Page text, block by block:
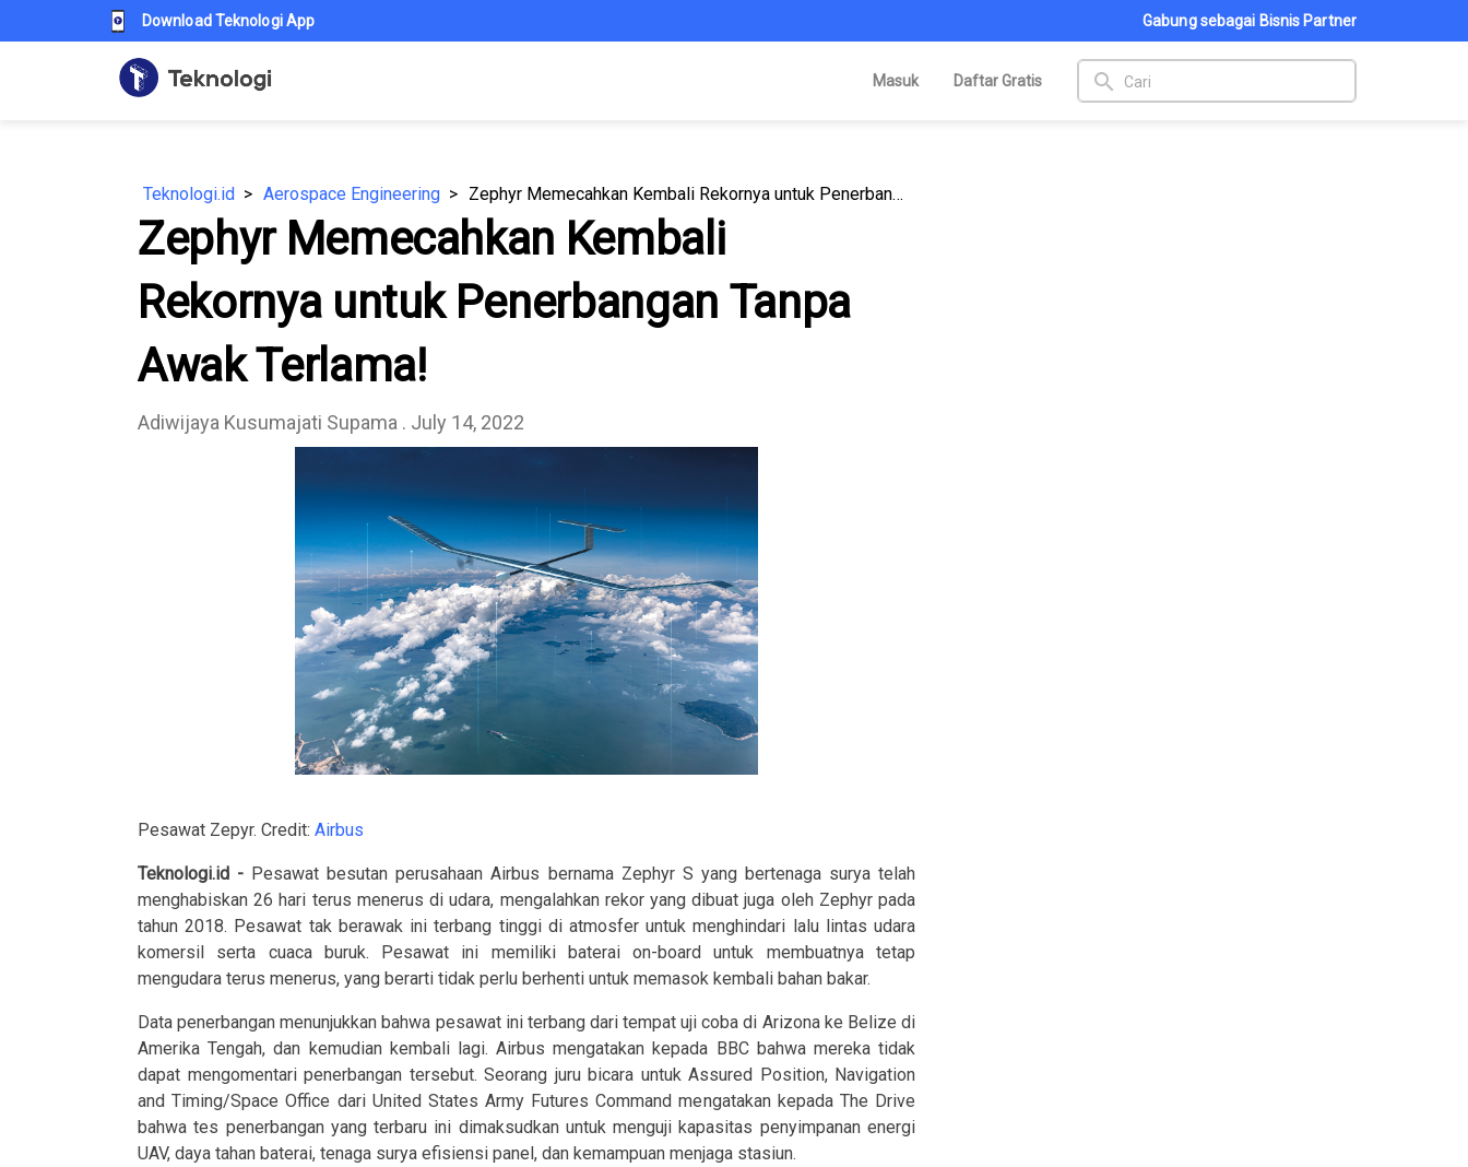
Download Teknologi App Gabung sebagai Bisnis Partner
Masuk Daftar Gratis search
Teknologi.id Aerospace Engineering Zephyr Memecahkan Kembali Rekornya untuk Penerbangan Tanpa Awak Terlama!
Zephyr Memecahkan Kembali
Rekornya untuk Penerbangan Tanpa
Awak Terlama!
Adiwijaya Kusumajati Supama . July 14, 2022
Pesawat Zepyr. Credit: Airbus
Teknologi.id - Pesawat besutan perusahaan Airbus bernama Zephyr S yang bertenaga surya telah
menghabiskan 26 hari terus menerus di udara, mengalahkan rekor yang dibuat juga oleh Zephyr pada
tahun 2018. Pesawat tak berawak ini terbang tinggi di atmosfer untuk menghindari lalu lintas udara
komersil serta cuaca buruk. Pesawat ini memiliki baterai on-board untuk membuatnya tetap
mengudara terus menerus, yang berarti tidak perlu berhenti untuk memasok kembali bahan bakar.
Data penerbangan menunjukkan bahwa pesawat ini terbang dari tempat uji coba di Arizona ke Belize di
Amerika Tengah, dan kemudian kembali lagi. Airbus mengatakan kepada BBC bahwa mereka tidak
dapat mengomentari penerbangan tersebut. Seorang juru bicara untuk Assured Position, Navigation
and Timing/Space Office dari United States Army Futures Command mengatakan kepada The Drive
bahwa tes penerbangan yang terbaru ini dimaksudkan untuk menguji kapasitas penyimpanan energi
UAV, daya tahan baterai, tenaga surya efisiensi panel, dan kemampuan menjaga stasiun.